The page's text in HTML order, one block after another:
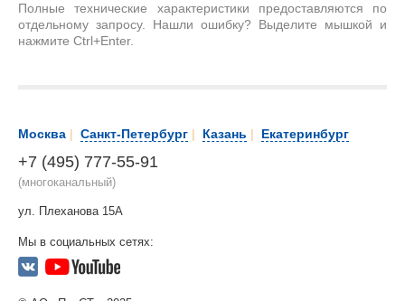
Полные технические характеристики предоставляются по
отдельному запросу. Нашли ошибку? Выделите мышкой и
нажмите Ctrl+Enter.
Москва | Санкт-Петербург | Казань | Екатеринбург
+7 (495) 777-55-91
(многоканальный)
ул. Плеханова 15А
Мы в социальных сетях: